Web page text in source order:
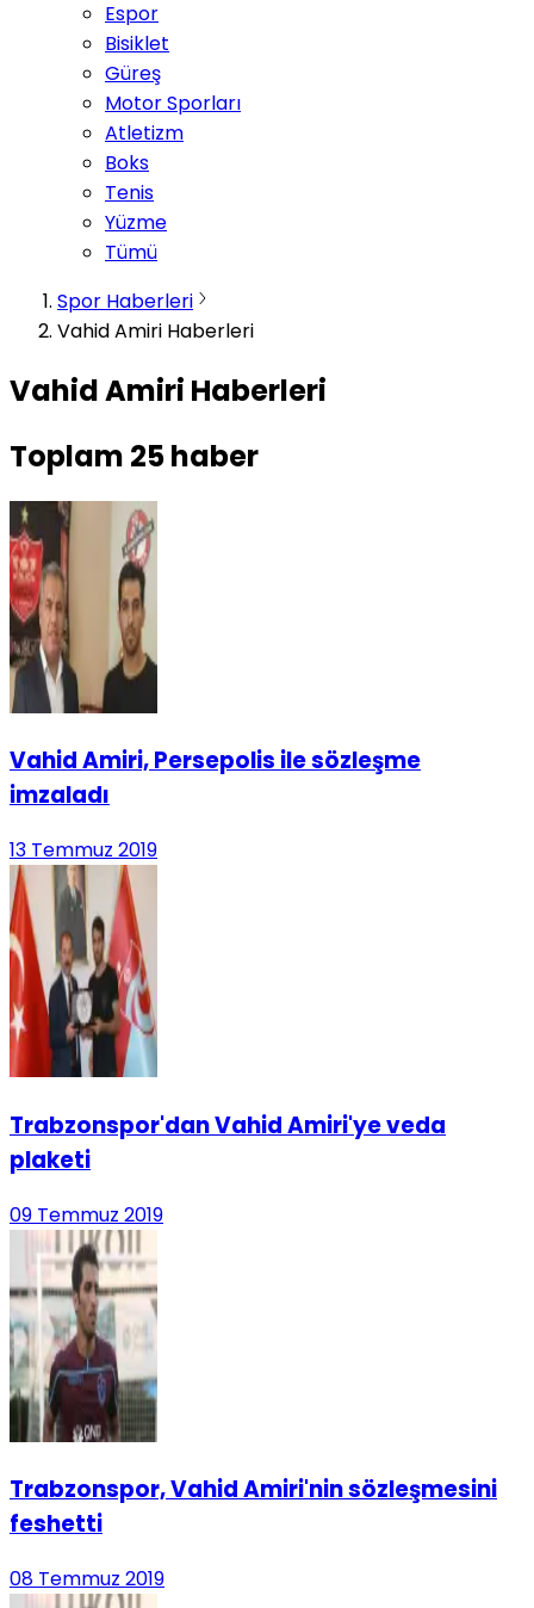
Espor
Bisiklet
Güreş
Motor Sporları
Atletizm
Boks
Tenis
Yüzme
Tümü
Spor Haberleri
Vahid Amiri Haberleri
Vahid Amiri Haberleri
Toplam 25haber
Vahid Amiri, Persepolis ile sözleşme
imzaladı
13 Temmuz 2019
Trabzonspor'dan Vahid Amiri'ye veda
plaketi
09 Temmuz 2019
Trabzonspor, Vahid Amiri'nin sözleşmesini
feshetti
08 Temmuz 2019